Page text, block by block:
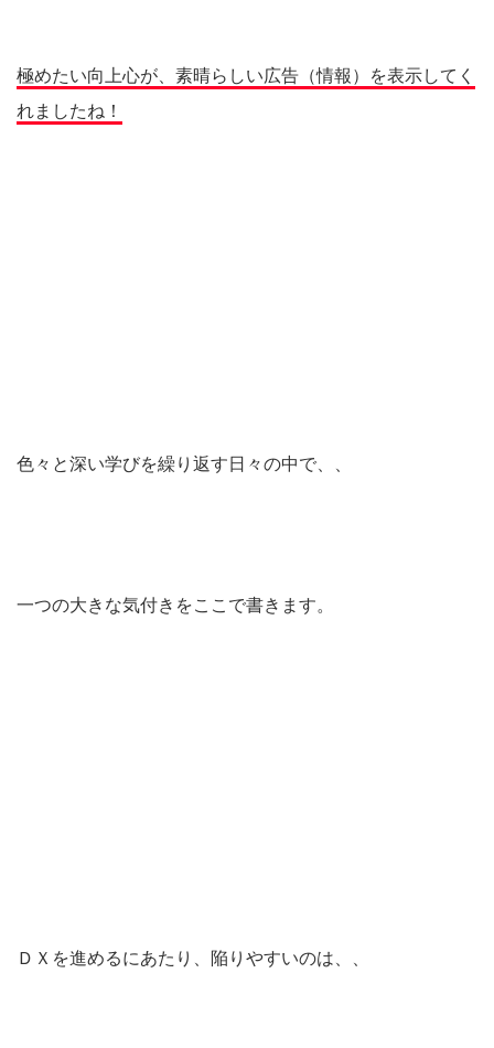
極めたい向上心が、素晴らしい広告（情報）を表示してく
れましたね！
色々と深い学びを繰り返す日々の中で、、
一つの大きな気付きをここで書きます。
ＤＸを進めるにあたり、陥りやすいのは、、